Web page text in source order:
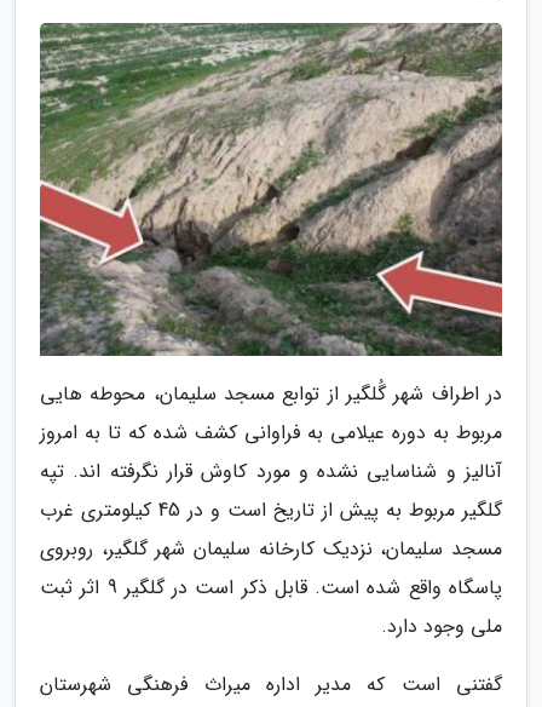
در اطراف شهر گُلگیر از توابع مسجد سلیمان، محوطه هایی
مربوط به دوره عیلامی به فراوانی کشف شده که تا به امروز
آنالیز و شناسایی نشده و مورد کاوش قرار نگرفته اند. تپه
گلگیر مربوط به پیش از تاریخ است و در 45 کیلومتری غرب
مسجد سلیمان، نزدیک کارخانه سلیمان شهر گلگیر، روبروی
پاسگاه واقع شده است. قابل ذکر است در گلگیر 9 اثر ثبت
ملی وجود دارد.
گفتنی است که مدیر اداره میراث فرهنگی شهرستان